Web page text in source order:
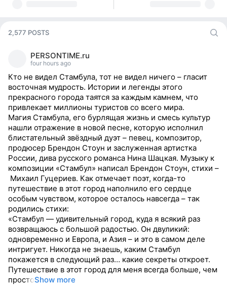
2,577 POSTS
PERSONTIME.ru
four hours ago
Кто не видел Стамбула, тот не видел ничего – гласит
восточная мудрость. Истории и легенды этого
прекрасного города таятся за каждым камнем, что
привлекает миллионы туристов со всего мира.
Магия Стамбула, его бурлящая жизнь и смесь культур
нашли отражение в новой песне, которую исполнил
блистательный звёздный дуэт – певец, композитор,
продюсер Брендон Стоун и заслуженная артистка
России, дива русского романса Нина Шацкая. Музыку к
композиции «Стамбул» написал Брендон Стоун, стихи –
Михаил Гуцериев. Как отмечает поэт, когда-то
путешествие в этот город наполнило его сердце
особым чувством, которое осталось навсегда – так
родились стихи:
«Стамбул — удивительный город, куда я всякий раз
возвращаюсь с большой радостью. Он двуликий:
одновременно и Европа, и Азия – и это в самом деле
интригует. Никогда не знаешь, каким Стамбул
покажется в следующий раз… какие секреты откроет.
Путешествие в этот город для меня всегда больше, чем
простоShow more